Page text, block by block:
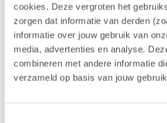
cookies. Deze vergroten het
zorgen dat informatie van derden
informatie over jouw gebruik van
media, advertenties en analyse.
combineren met andere informatie
verzameld op basis van jouw